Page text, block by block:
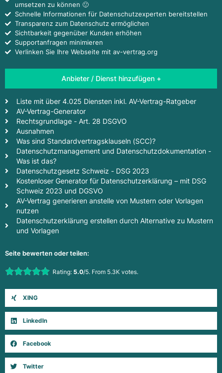
umsetzen zu können 🙂
Schnelle Informationen für Datenschutzexperten bereitstellen
Transparenz zum Datenschutz ermöglichen
Sichtbarkeit gegenüber Kunden erhöhen
Supportanfragen minimieren
Verlinken Sie Ihre Webseite mit av-vertrag.org
Anbieter / Dienst hinzufügen +
Liste mit über 4.025 Diensten inkl. AV-Vertrag-Ratgeber
AV-Vertrag-Generator
Rechtsgrundlage - Art. 28 DSGVO
Ausnahmen
Was sind Standardvertragsklauseln (SCC)?
Datenschutzmanagement und Datenschutzdokumentation -
Was ist das?
Datenschutzgesetz Schweiz - DSG 2023
Kostenloser Generator für Datenschutzerklärung – mit DSG
Schweiz 2023 und DGSVO
AV-Vertrag generieren anstelle von Mustern oder Vorlagen
nutzen
Datenschutzerklärung erstellen durch Alternative zu Mustern
und Vorlagen
Seite bewerten oder teilen:
Rate this item:Rating: 5.0/5. From 5.3K votes.
XING
LinkedIn
Facebook
Twitter